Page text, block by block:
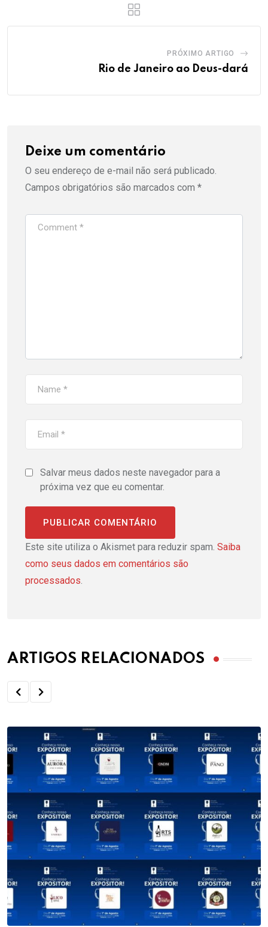
PRÓXIMO ARTIGO
Rio de Janeiro ao Deus-dará
Deixe um comentário
O seu endereço de e-mail não será publicado.
Campos obrigatórios são marcados com *
Salvar meus dados neste navegador para a
próxima vez que eu comentar.
Este site utiliza o Akismet para reduzir spam. Saiba
como seus dados em comentários são
processados.
ARTIGOS RELACIONADOS